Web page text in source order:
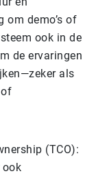
om demo’s of
ook in de
de ervaringen
als
(TCO):
ook